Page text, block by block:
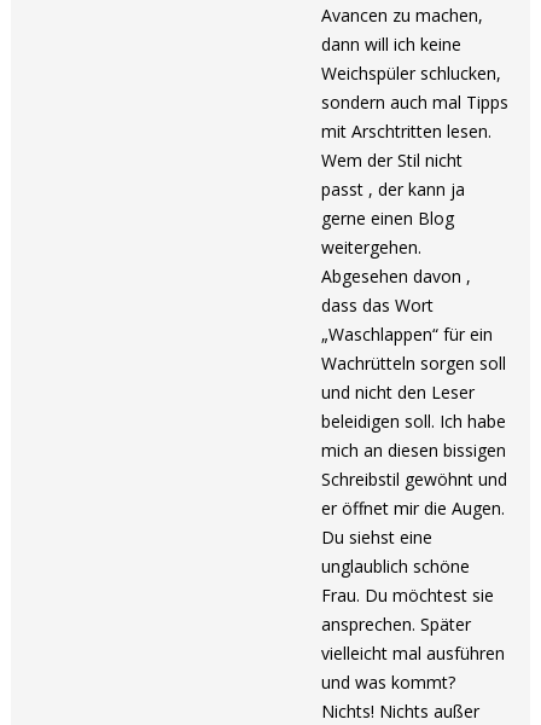
Avancen zu machen,
dann will ich keine
Weichspüler schlucken,
sondern auch mal Tipps
mit Arschtritten lesen.
Wem der Stil nicht
passt , der kann ja
gerne einen Blog
weitergehen.
Abgesehen davon ,
dass das Wort
„Waschlappen“ für ein
Wachrütteln sorgen soll
und nicht den Leser
beleidigen soll. Ich habe
mich an diesen bissigen
Schreibstil gewöhnt und
er öffnet mir die Augen.
Du siehst eine
unglaublich schöne
Frau. Du möchtest sie
ansprechen. Später
vielleicht mal ausführen
und was kommt?
Nichts! Nichts außer